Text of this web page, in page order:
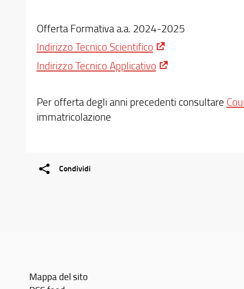
Offerta Formativa a.a. 2024-2025
Indirizzo Tecnico Scientifico
Indirizzo Tecnico Applicativo
Per offerta degli anni precedenti consultare
immatricolazione
Condividi
Mappa del sito